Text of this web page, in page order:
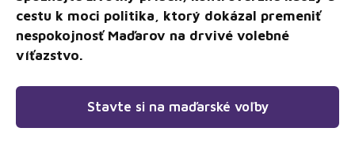
cestu k moci politika, ktorý dokázal premeniť
nespokojnosť Maďarov na drvivé volebné
víťazstvo.
Stavte si na maďarské voľby